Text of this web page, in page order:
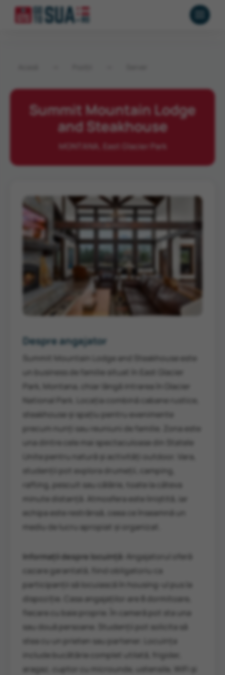
Summit Mountain Lodge
and Steakhouse
MONTANA, East Glacier Park
Despre angajator
Summit Mountain Lodge and Steakhouse este
un business de familie situat în East Glacier
Park, Montana, chiar lângă intrarea în Glacier
National Park. Locația combină cabane rustice,
steakhouse și spațiu pentru evenimente
precum nunți sau reuniuni de familie. Zona este
una dintre cele mai spectaculoase din Statele
Unite pentru natură și activități outdoor. Vara,
studenții pot explora drumeții, camping,
rafting, pescuit sau călărie, toate la câteva
minute distanță. Atmosfera este liniștită, iar
echipa este restrânsă, ceea ce înseamnă un
mediu de lucru apropiat și organizat.
Informații despre locuință:
Angajatorul oferă
cazare garantată, fiind obligatoriu ca
participanții să locuiască în housing-ul pus la
dispoziție. Casa angajaților are 8 dormitoare,
fiecare cu baie proprie. În cameră pot sta una
sau două persoane. Studenții pot solicita să
stea cu un prieten sau partener. Locuința
include bucătărie complet utilată, frigider,
aragaz, cuptor cu microunde, ustensile, WiFi și